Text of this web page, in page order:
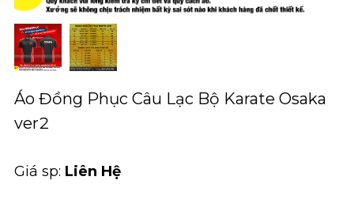
Áo Đồng Phục Câu Lạc Bộ Karate Osaka
ver2
Giá sp: Liên Hệ